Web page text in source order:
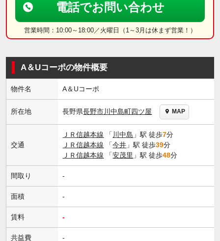
電話でお問い合わせ
営業時間：10:00～18:00／火曜日（1～3月は休まず営業！）
A＆Uコーポの物件概要
物件名 A＆Uコーポ
所在地 長野県長野市川中島町四ツ屋 MAP
交通
ＪＲ信越本線 「 川中島 」駅 徒歩7分
ＪＲ信越本線 「今井 」駅 徒歩39分
ＪＲ信越本線 「安茂里 」駅 徒歩48分
間取り -
面積 -
賃料 -
共益費 -